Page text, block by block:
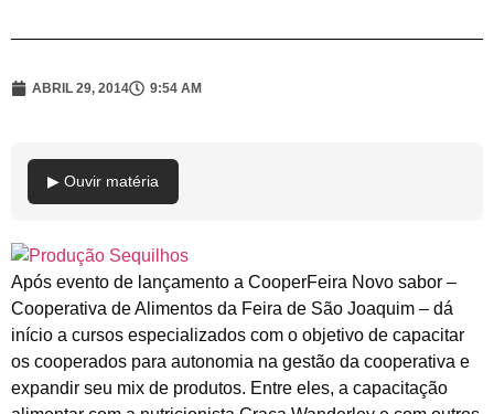
ABRIL 29, 2014 9:54 AM
▶ Ouvir matéria
Após evento de lançamento a CooperFeira Novo sabor –
Cooperativa de Alimentos da Feira de São Joaquim – dá
início a cursos especializados com o objetivo de capacitar
os cooperados para autonomia na gestão da cooperativa e
expandir seu mix de produtos. Entre eles, a capacitação